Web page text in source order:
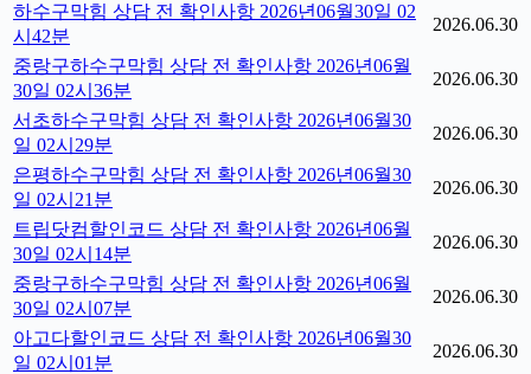
하수구막힘 상담 전 확인사항 2026년06월30일 02
시42분
2026.06.30
중랑구하수구막힘 상담 전 확인사항 2026년06월
30일 02시36분
2026.06.30
서초하수구막힘 상담 전 확인사항 2026년06월30
일 02시29분
2026.06.30
은평하수구막힘 상담 전 확인사항 2026년06월30
일 02시21분
2026.06.30
트립닷컴할인코드 상담 전 확인사항 2026년06월
30일 02시14분
2026.06.30
중랑구하수구막힘 상담 전 확인사항 2026년06월
30일 02시07분
2026.06.30
아고다할인코드 상담 전 확인사항 2026년06월30
일 02시01분
2026.06.30